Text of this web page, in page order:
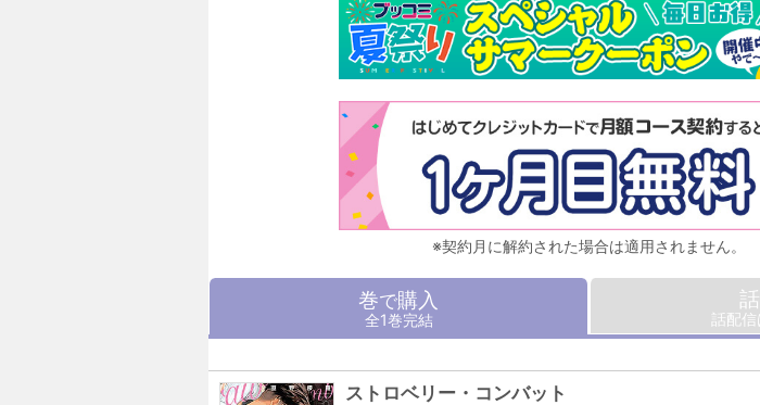
※契約月に解約された場合は適用されません。
巻で購入
全1巻完結
話
話配信
ストロベリー・コンバット